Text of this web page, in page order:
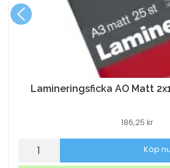
Lamineringsficka AO Matt
186,25 kr
Lamineringsficka
Köp nu